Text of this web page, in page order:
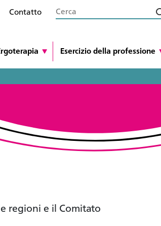
Contatto
Esercizio della professione
regioni e il Comitato